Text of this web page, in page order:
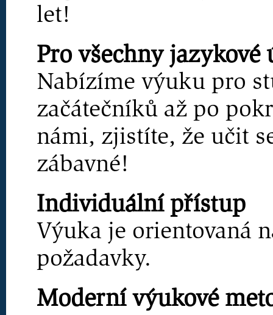
let!
Pro všechny jazykové
Nabízíme výuku pro
začátečníků až po
námi, zjistíte, že učit
zábavné!
Individuální přístup
Výuka je orientovaná
požadavky.
Moderní výukové